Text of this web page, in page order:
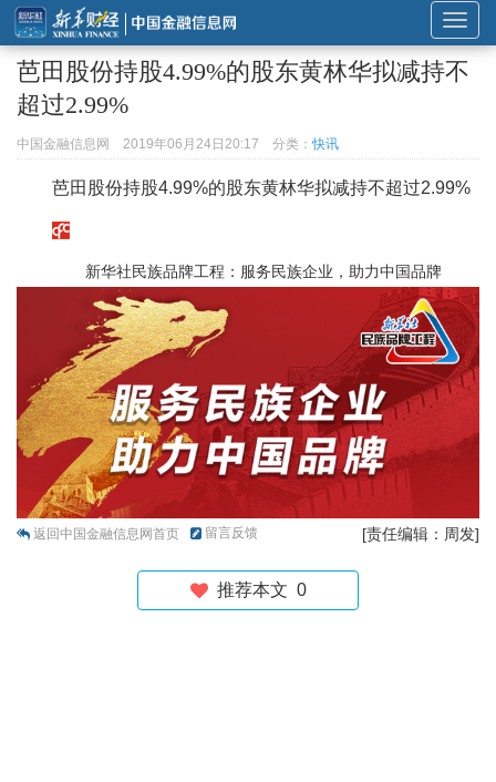
展
开
或
导
航
芭田股份持股4.99%的股东黄林华拟减持不
超过2.99%
中国金融信息网 2019年06月24日20:17 分类：快讯
芭田股份持股4.99%的股东黄林华拟减持不超过2.99%
新华社民族品牌工程：服务民族企业，助力中国品牌
返回中国金融信息网首页 留言反馈 [责任编辑：周发]
推荐本文 0